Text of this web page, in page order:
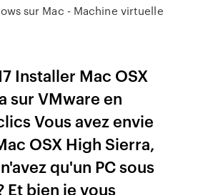
sur Mac - Machine virtuelle
Installer Mac OSX
sur VMware en
Vous avez envie
OSX High Sierra,
qu'un PC sous
Et bien je vous